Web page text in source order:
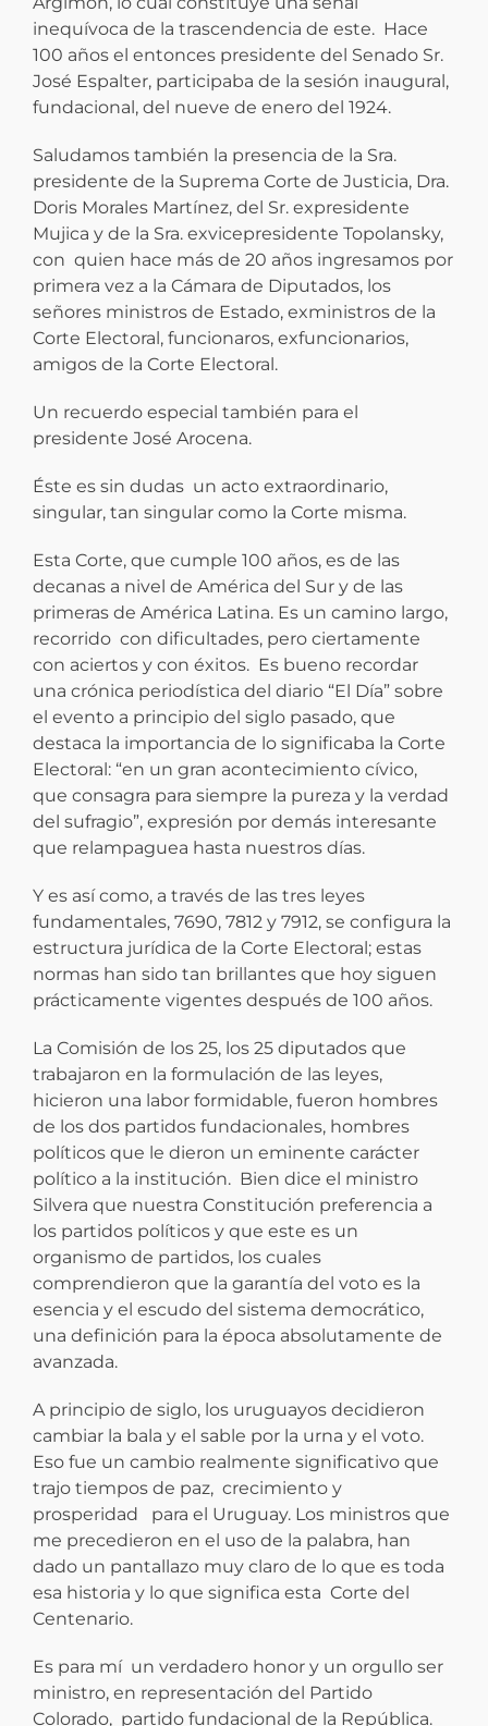
inequívoca de la trascendencia de este. Hace
100 años el entonces presidente del Senado Sr.
José Espalter, participaba de la sesión inaugural,
fundacional, del nueve de enero del 1924.
Saludamos también la presencia de la Sra.
presidente de la Suprema Corte de Justicia, Dra.
Doris Morales Martínez, del Sr. expresidente
Mujica y de la Sra. exvicepresidente Topolansky,
con quien hace más de 20 años ingresamos por
primera vez a la Cámara de Diputados, los
señores ministros de Estado, exministros de la
Corte Electoral, funcionaros, exfuncionarios,
amigos de la Corte Electoral.
Un recuerdo especial también para el
presidente José Arocena.
Éste es sin dudas un acto extraordinario,
singular, tan singular como la Corte misma.
Esta Corte, que cumple 100 años, es de las
decanas a nivel de América del Sur y de las
primeras de América Latina. Es un camino largo,
recorrido con dificultades, pero ciertamente
con aciertos y con éxitos. Es bueno recordar
una crónica periodística del diario “El Día” sobre
el evento a principio del siglo pasado, que
destaca la importancia de lo significaba la Corte
Electoral: “en un gran acontecimiento cívico,
que consagra para siempre la pureza y la verdad
del sufragio”, expresión por demás interesante
que relampaguea hasta nuestros días.
Y es así como, a través de las tres leyes
fundamentales, 7690, 7812 y 7912, se configura la
estructura jurídica de la Corte Electoral; estas
normas han sido tan brillantes que hoy siguen
prácticamente vigentes después de 100 años.
La Comisión de los 25, los 25 diputados que
trabajaron en la formulación de las leyes,
hicieron una labor formidable, fueron hombres
de los dos partidos fundacionales, hombres
políticos que le dieron un eminente carácter
político a la institución. Bien dice el ministro
Silvera que nuestra Constitución preferencia a
los partidos políticos y que este es un
organismo de partidos, los cuales
comprendieron que la garantía del voto es la
esencia y el escudo del sistema democrático,
una definición para la época absolutamente de
avanzada.
A principio de siglo, los uruguayos decidieron
cambiar la bala y el sable por la urna y el voto.
Eso fue un cambio realmente significativo que
trajo tiempos de paz, crecimiento y
prosperidad para el Uruguay. Los ministros que
me precedieron en el uso de la palabra, han
dado un pantallazo muy claro de lo que es toda
esa historia y lo que significa esta Corte del
Centenario.
Es para mí un verdadero honor y un orgullo ser
ministro, en representación del Partido
Colorado, partido fundacional de la República.